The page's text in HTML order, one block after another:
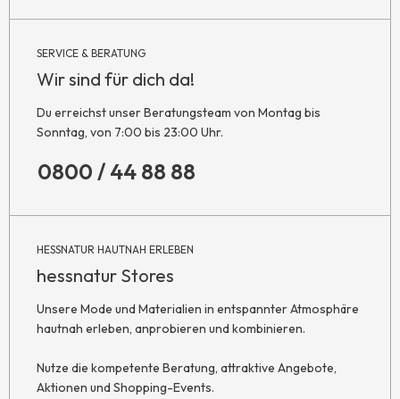
SERVICE & BERATUNG
Wir sind für dich da!
Du erreichst unser Beratungsteam von Montag bis
Sonntag, von 7:00 bis 23:00 Uhr.
0800 / 44 88 88
HESSNATUR HAUTNAH ERLEBEN
hessnatur Stores
Unsere Mode und Materialien in entspannter Atmosphäre
hautnah erleben, anprobieren und kombinieren.
Nutze die kompetente Beratung, attraktive Angebote,
Aktionen und Shopping-Events.